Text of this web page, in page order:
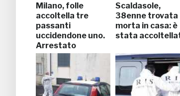
Milano, folle
accoltella tre
passanti
uccidendone uno.
Arrestato
Scaldasole,
38enne trovata
morta in casa: è
stata